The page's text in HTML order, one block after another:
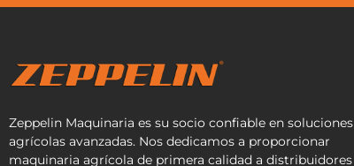
Zeppelin Maquinaria es su socio confiable en soluciones
agrícolas avanzadas. Nos dedicamos a proporcionar
maquinaria agrícola de primera calidad a distribuidores